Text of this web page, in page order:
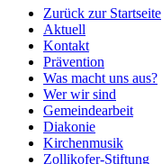
Zurück zur Startseite
Aktuell
Kontakt
Prävention
Was macht uns aus?
Wer wir sind
Gemeindearbeit
Diakonie
Kirchenmusik
Zollikofer-Stiftung